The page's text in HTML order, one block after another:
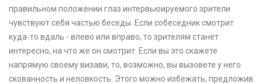
правильном положении глаз интервьюируемого зрители
чувствуют себя частью беседы. Если собеседник смотрит
куда-то вдаль - влево или вправо, то зрителям станет
интересно, на что же он смотрит. Если вы это скажете
напрямую своему визави, то, возможно, вы вызовете у него
скованность и неловкость. Этого можно избежать, предложив